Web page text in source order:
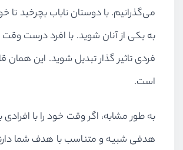
می‌گذرانیم. با دوستان ناباب بچرخید تا
به یکی از آنان شوید. با افرد درست وقت
فردی تاثیر گذار تبدیل شوید. این همان
است.
به طور مشابه، اگر وقت خود را با افرادی
هدفی شبیه و متناسب با هدف شما